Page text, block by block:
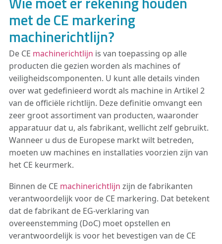
met de CE markering
machinerichtlijn?
De CE machinerichtlijn is van toepassing op alle
producten die gezien worden als machines of
veiligheidscomponenten. U kunt alle details vinden
over wat gedefinieerd wordt als machine in Artikel 2
van de officiële richtlijn. Deze definitie omvangt een
zeer groot assortiment van producten, waaronder
apparatuur dat u, als fabrikant, wellicht zelf gebruikt.
Wanneer u dus de Europese markt wilt betreden,
moeten uw machines en installaties voorzien zijn van
het CE keurmerk.
Binnen de CE machinerichtlijn zijn de fabrikanten
verantwoordelijk voor de CE markering. Dat betekent
dat de fabrikant de EG-verklaring van
overeenstemming (DoC) moet opstellen en
verantwoordelijk is voor het bevestigen van de CE